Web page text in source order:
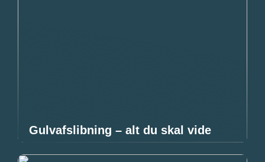
Gulvafslibning – alt du skal vide